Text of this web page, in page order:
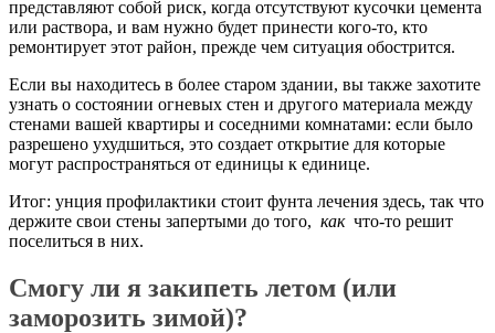
представляют собой риск, когда отсутствуют кусочки цемента
или раствора, и вам нужно будет принести кого-то, кто
ремонтирует этот район, прежде чем ситуация обострится.
Если вы находитесь в более старом здании, вы также захотите
узнать о состоянии огневых стен и другого материала между
стенами вашей квартиры и соседними комнатами: если было
разрешено ухудшиться, это создает открытие для которые
могут распространяться от единицы к единице.
Итог: унция профилактики стоит фунта лечения здесь, так что
держите свои стены запертыми до того, как что-то решит
поселиться в них.
Смогу ли я закипеть летом (или
заморозить зимой)?